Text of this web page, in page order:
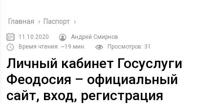
Главная › Паспорт ›
11.10.2020
Андрей Смирнов
Время чтения: ~19 мин.
Просмотров: 31
Личный кабинет Госуслуги
Феодосия – официальный
сайт, вход, регистрация